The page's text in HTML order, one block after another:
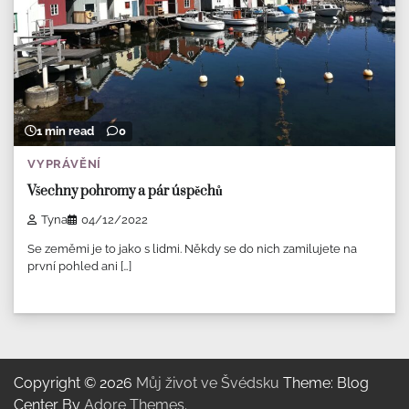
1 min read 0
VYPRÁVĚNÍ
Všechny pohromy a pár úspěchů
Tyna 04/12/2022
Se zeměmi je to jako s lidmi. Někdy se do nich zamilujete na
první pohled ani […]
Copyright © 2026 Můj život ve Švédsku Theme: Blog
Center By Adore Themes.